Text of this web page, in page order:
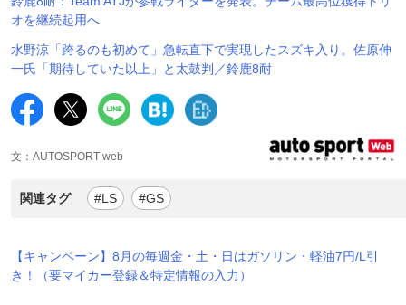
オを継続起用へ
水野涼「跨るのも初めて」急転直下で実現したスズキ入り。佐原伸
一氏「期待していた以上」と太鼓判／鈴鹿8耐
文：AUTOSPORT web
関連タグ #LS #GS
【キャンペーン】8月の毎週金・土・日はガソリン・軽油7円/L引
き！（要マイカー登録＆特定情報の入力）